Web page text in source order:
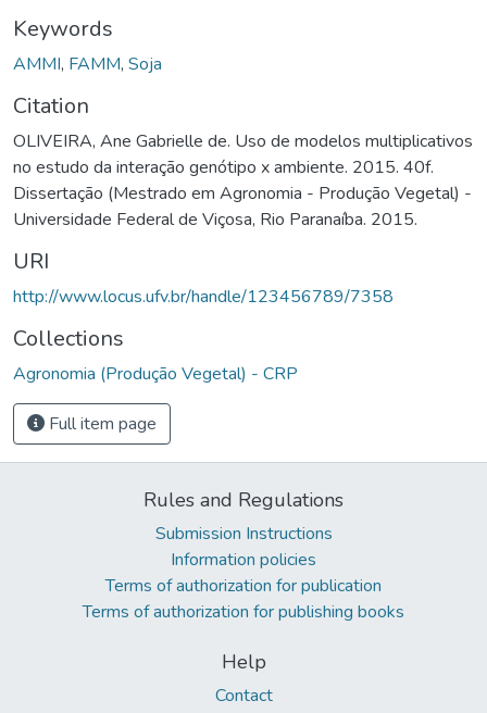
Keywords
AMMI, FAMM, Soja
Citation
OLIVEIRA, Ane Gabrielle de. Uso de modelos multiplicativos
no estudo da interação genótipo x ambiente. 2015. 40f.
Dissertação (Mestrado em Agronomia - Produção Vegetal) -
Universidade Federal de Viçosa, Rio Paranaíba. 2015.
URI
http://www.locus.ufv.br/handle/123456789/7358
Collections
Agronomia (Produção Vegetal) - CRP
Full item page
Rules and Regulations
Submission Instructions
Information policies
Terms of authorization for publication
Terms of authorization for publishing books
Help
Contact